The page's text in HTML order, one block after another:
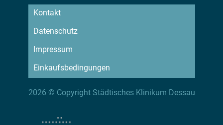
Kontakt
Datenschutz
Impressum
Einkaufsbedingungen
2026 © Copyright Städtisches Klinikum Dessau